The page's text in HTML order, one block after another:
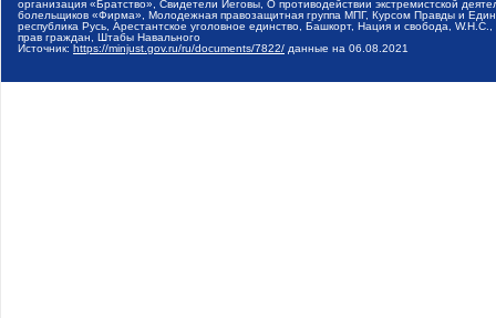
организация «Братство», Свидетели Иеговы, О противодействии экстремистской
болельщиков «Фирма», Молодежная правозащитная группа МПГ, Курсом Правды и
республика Русь, Арестантское уголовное единство, Башкорт, Нация и свобода,
прав граждан, Штабы Навального
Источник: https://minjust.gov.ru/ru/documents/7822/ данные на 06.08.2021